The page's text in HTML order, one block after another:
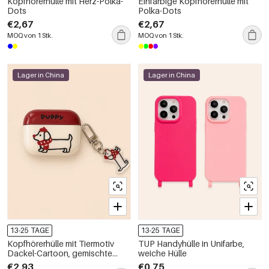
Dots
€2,67
MOQ von 1 Stk.
Polka-Dots
€2,67
MOQ von 1 Stk.
Lager in China
13-25 TAGE
Kopfhörerhülle mit Tiermotiv
Dackel-Cartoon, gemischte
Farben
€2,93
Lager in China
13-25 TAGE
TUP Handyhülle in Unifarbe,
weiche Hülle
€0,75